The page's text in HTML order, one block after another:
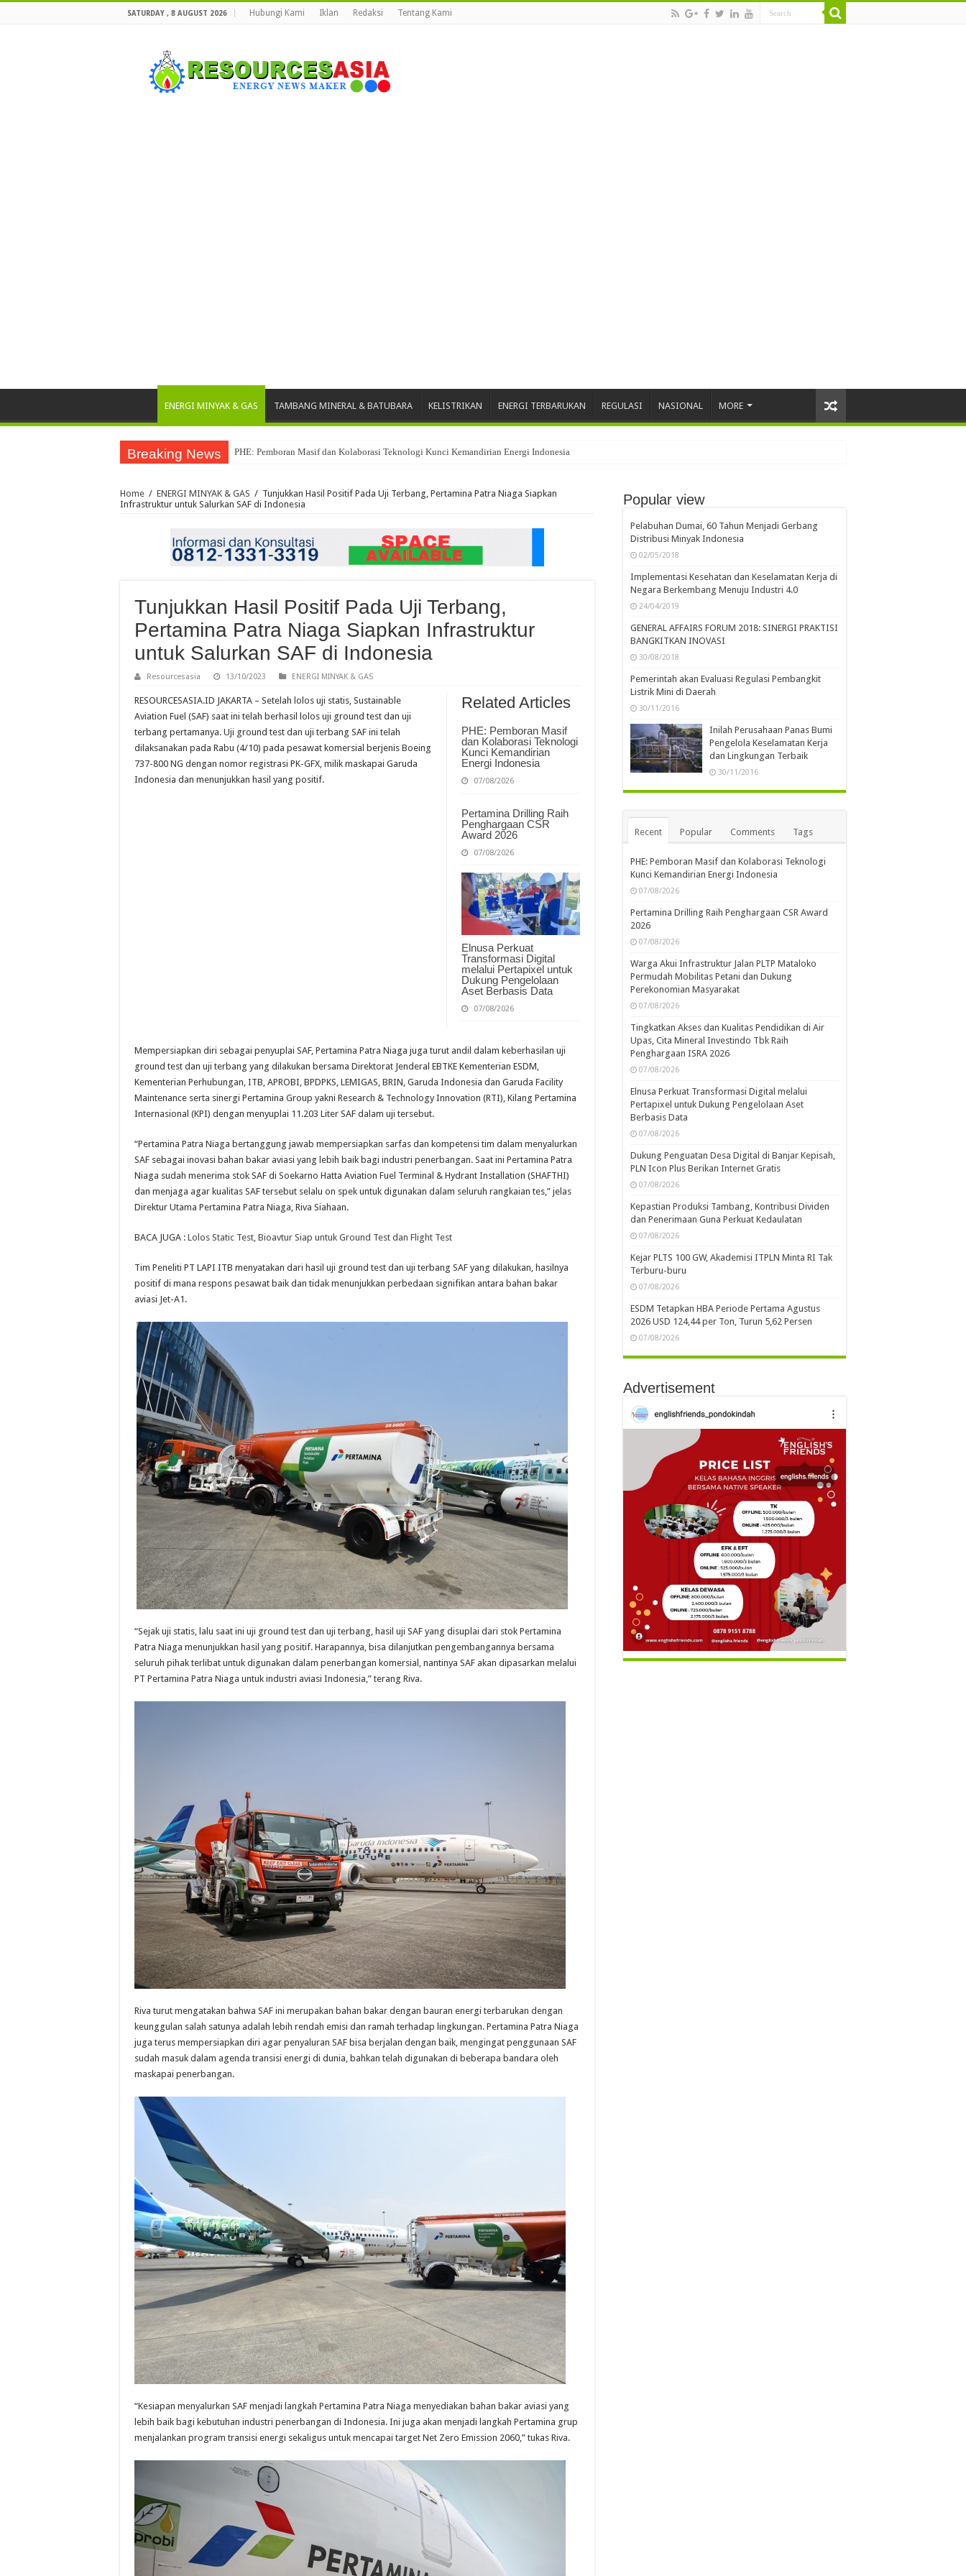
SATURDAY , 8 AUGUST 2026 Hubungi Kami Iklan Redaksi Tentang Kami
ENERGI MINYAK & GAS TAMBANG MINERAL & BATUBARA KELISTRIKAN ENERGI TERBARUKAN REGULASI NASIONAL MORE
Breaking News PHE: Pemboran Masif dan Kolaborasi Teknologi Kunci Kemandirian Energi Indonesia
Pertamina Drilling Raih Penghargaan CSR Award 2026
Home / ENERGI MINYAK & GAS / Tunjukkan Hasil Positif Pada Uji Terbang, Pertamina Patra Niaga Siapkan
Infrastruktur untuk Salurkan SAF di Indonesia
Tunjukkan Hasil Positif Pada Uji Terbang,
Pertamina Patra Niaga Siapkan Infrastruktur
untuk Salurkan SAF di Indonesia
Resourcesasia 13/10/2023 ENERGI MINYAK & GAS
Related Articles
PHE: Pemboran Masif
dan Kolaborasi Teknologi
Kunci Kemandirian
Energi Indonesia
07/08/2026
Pertamina Drilling Raih
Penghargaan CSR
Award 2026
07/08/2026
Elnusa Perkuat
Transformasi Digital
melalui Pertapixel untuk
Dukung Pengelolaan
Aset Berbasis Data
07/08/2026
RESOURCESASIA.ID JAKARTA – Setelah lolos uji statis, Sustainable
Aviation Fuel (SAF) saat ini telah berhasil lolos uji ground test dan uji
terbang pertamanya. Uji ground test dan uji terbang SAF ini telah
dilaksanakan pada Rabu (4/10) pada pesawat komersial berjenis Boeing
737-800 NG dengan nomor registrasi PK-GFX, milik maskapai Garuda
Indonesia dan menunjukkan hasil yang positif.
Mempersiapkan diri sebagai penyuplai SAF, Pertamina Patra Niaga juga turut andil dalam keberhasilan uji
ground test dan uji terbang yang dilakukan bersama Direktorat Jenderal EBTKE Kementerian ESDM,
Kementerian Perhubungan, ITB, APROBI, BPDPKS, LEMIGAS, BRIN, Garuda Indonesia dan Garuda Facility
Maintenance serta sinergi Pertamina Group yakni Research & Technology Innovation (RTI), Kilang Pertamina
Internasional (KPI) dengan menyuplai 11.203 Liter SAF dalam uji tersebut.
“Pertamina Patra Niaga bertanggung jawab mempersiapkan sarfas dan kompetensi tim dalam menyalurkan
SAF sebagai inovasi bahan bakar aviasi yang lebih baik bagi industri penerbangan. Saat ini Pertamina Patra
Niaga sudah menerima stok SAF di Soekarno Hatta Aviation Fuel Terminal & Hydrant Installation (SHAFTHI)
dan menjaga agar kualitas SAF tersebut selalu on spek untuk digunakan dalam seluruh rangkaian tes,” jelas
Direktur Utama Pertamina Patra Niaga, Riva Siahaan.
BACA JUGA : Lolos Static Test, Bioavtur Siap untuk Ground Test dan Flight Test
Tim Peneliti PT LAPI ITB menyatakan dari hasil uji ground test dan uji terbang SAF yang dilakukan, hasilnya
positif di mana respons pesawat baik dan tidak menunjukkan perbedaan signifikan antara bahan bakar
aviasi Jet-A1.
“Sejak uji statis, lalu saat ini uji ground test dan uji terbang, hasil uji SAF yang disuplai dari stok Pertamina
Patra Niaga menunjukkan hasil yang positif. Harapannya, bisa dilanjutkan pengembangannya bersama
seluruh pihak terlibat untuk digunakan dalam penerbangan komersial, nantinya SAF akan dipasarkan melalui
PT Pertamina Patra Niaga untuk industri aviasi Indonesia,” terang Riva.
Riva turut mengatakan bahwa SAF ini merupakan bahan bakar dengan bauran energi terbarukan dengan
keunggulan salah satunya adalah lebih rendah emisi dan ramah terhadap lingkungan. Pertamina Patra Niaga
juga terus mempersiapkan diri agar penyaluran SAF bisa berjalan dengan baik, mengingat penggunaan SAF
sudah masuk dalam agenda transisi energi di dunia, bahkan telah digunakan di beberapa bandara oleh
maskapai penerbangan.
“Kesiapan menyalurkan SAF menjadi langkah Pertamina Patra Niaga menyediakan bahan bakar aviasi yang
lebih baik bagi kebutuhan industri penerbangan di Indonesia. Ini juga akan menjadi langkah Pertamina grup
menjalankan program transisi energi sekaligus untuk mencapai target Net Zero Emission 2060,” tukas Riva.
Popular view
Pelabuhan Dumai, 60 Tahun Menjadi Gerbang
Distribusi Minyak Indonesia
02/05/2018
Implementasi Kesehatan dan Keselamatan Kerja di
Negara Berkembang Menuju Industri 4.0
24/04/2019
GENERAL AFFAIRS FORUM 2018: SINERGI PRAKTISI
BANGKITKAN INOVASI
30/08/2018
Pemerintah akan Evaluasi Regulasi Pembangkit
Listrik Mini di Daerah
30/11/2016
Inilah Perusahaan Panas Bumi
Pengelola Keselamatan Kerja
dan Lingkungan Terbaik
30/11/2016
Recent Popular Comments Tags
PHE: Pemboran Masif dan Kolaborasi Teknologi
Kunci Kemandirian Energi Indonesia
07/08/2026
Pertamina Drilling Raih Penghargaan CSR Award
2026
07/08/2026
Warga Akui Infrastruktur Jalan PLTP Mataloko
Permudah Mobilitas Petani dan Dukung
Perekonomian Masyarakat
07/08/2026
Tingkatkan Akses dan Kualitas Pendidikan di Air
Upas, Cita Mineral Investindo Tbk Raih
Penghargaan ISRA 2026
07/08/2026
Elnusa Perkuat Transformasi Digital melalui
Pertapixel untuk Dukung Pengelolaan Aset
Berbasis Data
07/08/2026
Dukung Penguatan Desa Digital di Banjar Kepisah,
PLN Icon Plus Berikan Internet Gratis
07/08/2026
Kepastian Produksi Tambang, Kontribusi Dividen
dan Penerimaan Guna Perkuat Kedaulatan
07/08/2026
Kejar PLTS 100 GW, Akademisi ITPLN Minta RI Tak
Terburu-buru
07/08/2026
ESDM Tetapkan HBA Periode Pertama Agustus
2026 USD 124,44 per Ton, Turun 5,62 Persen
07/08/2026
Advertisement